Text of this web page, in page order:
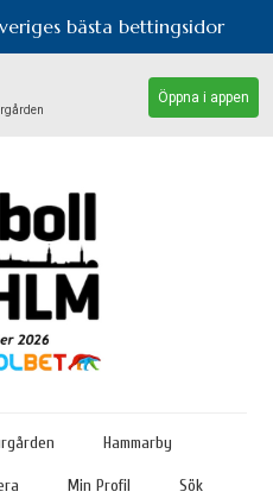
bästa bettingsidor
Öppna i appen
Hammarby
Min Profil Sök